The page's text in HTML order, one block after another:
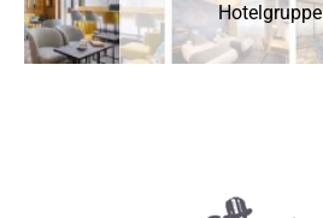
Hotelgruppe